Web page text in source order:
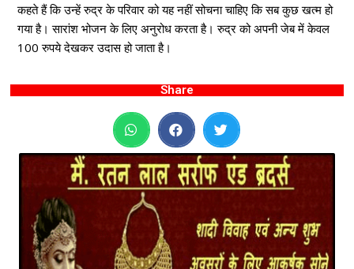
कहते हैं कि उन्हें रुद्र के परिवार को यह नहीं सोचना चाहिए कि सब कुछ खत्म हो
गया है। सारांश भोजन के लिए अनुरोध करता है। रुद्र को अपनी जेब में केवल
100 रुपये देखकर उदास हो जाता है।
Share